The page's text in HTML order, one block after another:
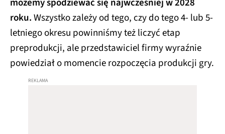
roku.Wszystko zależy od tego, czy do tego 4- lub 5-
letniego okresu powinniśmy też liczyć etap
preprodukcji, ale przedstawiciel firmy wyraźnie
powiedział o momencie rozpoczęcia produkcji gry.